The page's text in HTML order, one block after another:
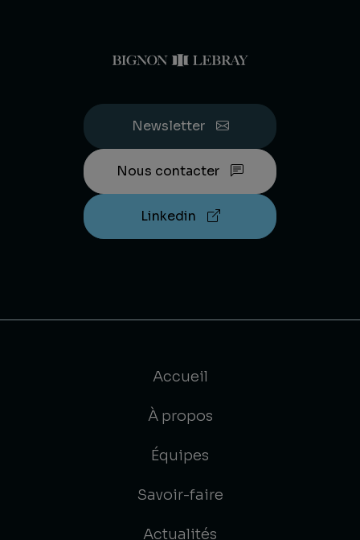
Newsletter
Nous contacter
Linkedin
Accueil
À propos
Équipes
Savoir-faire
Actualités